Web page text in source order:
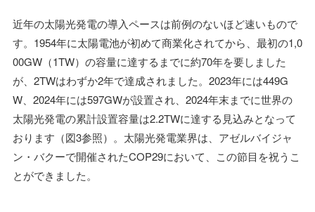
近年の太陽光発電の導入ペースは前例のないほど速いもので
す。1954年に太陽電池が初めて商業化されてから、最初の1,0
00GW（1TW）の容量に達するまでに約70年を要しました
が、2TWはわずか2年で達成されました。2023年には449G
W、2024年には597GWが設置され、2024年末までに世界の
太陽光発電の累計設置容量は2.2TWに達する見込みとなって
おります（図3参照）。太陽光発電業界は、アゼルバイジャ
ン・バクーで開催されたCOP29において、この節目を祝うこ
とができました。